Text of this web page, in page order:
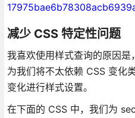
减少 CSS 特定性问题
我喜欢使用样式查询的原因
为我们将不太依赖 CSS 变化
变化进行样式设置。
在下面的 CSS 中，我们为